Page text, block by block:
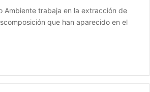
Ambiente trabaja en la extracción de
que han aparecido en el